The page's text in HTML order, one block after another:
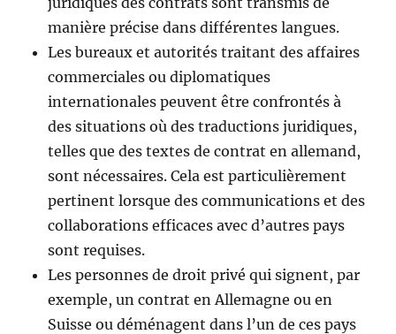
manière précise dans différentes langues.
Les bureaux et autorités traitant des affaires
commerciales ou diplomatiques
internationales peuvent être confrontés à
des situations où des traductions juridiques,
telles que des textes de contrat en allemand,
sont nécessaires. Cela est particulièrement
pertinent lorsque des communications et des
collaborations efficaces avec d’autres pays
sont requises.
Les personnes de droit privé qui signent, par
exemple, un contrat en Allemagne ou en
Suisse ou déménagent dans l’un de ces pays